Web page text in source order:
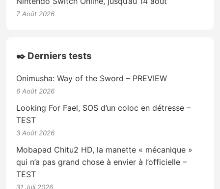
7 Août 2026
✒️ Derniers tests
Onimusha: Way of the Sword – PREVIEW
6 Août 2026
Looking For Fael, SOS d’un coloc en détresse –
TEST
3 Août 2026
Mobapad Chitu2 HD, la manette « mécanique »
qui n’a pas grand chose à envier à l’officielle –
TEST
31 Juil 2026